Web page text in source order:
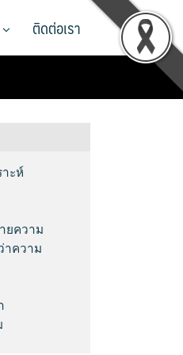
ติดต่อเรา
ะห์
ยความ
าความ